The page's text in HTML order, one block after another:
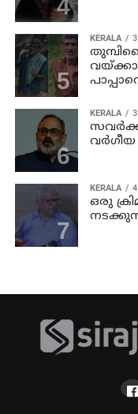
KERALA
KERALA
വര്‍ഗീയ
KERALA
ഒരു